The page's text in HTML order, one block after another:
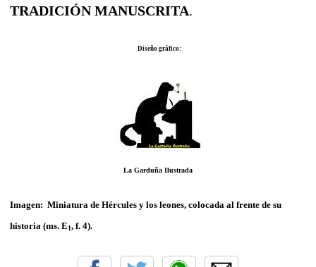
TRADICIÓN MANUSCRITA.
Diseño gráfico:
La Garduña Ilustrada
Imagen: Miniatura de Hércules y los leones, colocada al frente de su
historia (ms. E1, f. 4).